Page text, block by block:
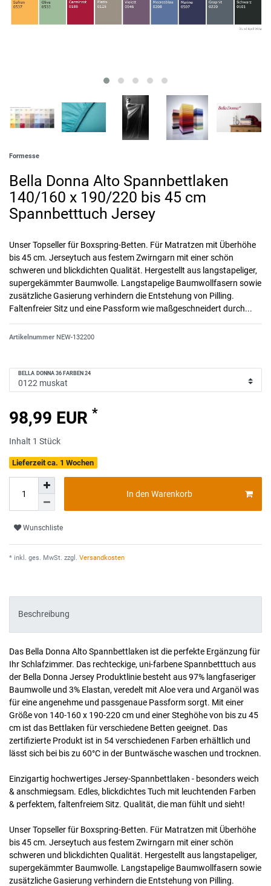
Formesse
Bella Donna Alto Spannbettlaken
140/160 x 190/220 bis 45 cm
Spannbetttuch Jersey
Unser Topseller für Boxspring-Betten. Für Matratzen mit Überhöhe
bis 45 cm. Jerseytuch aus festem Zwirngarn mit einer schön
schweren und blickdichten Qualität. Hergestellt aus langstapeliger,
supergekämmter Baumwolle. Langstapelige Baumwollfasern sowie
zusätzliche Gasierung verhindern die Entstehung von Pilling.
Faltenfreier Sitz und eine Passform wie maßgeschneidert durch...
Artikelnummer NEW-132200
BELLA DONNA 36 FARBEN 24
98,99 EUR *
Inhalt 1 Stück
Lieferzeit ca. 1 Wochen
In den Warenkorb
Wunschliste
* inkl. ges. MwSt. zzgl. Versandkosten
Beschreibung
Das Bella Donna Alto Spannbettlaken ist die perfekte Ergänzung für
Ihr Schlafzimmer. Das rechteckige, uni-farbene Spannbetttuch aus
der Bella Donna Jersey Produktlinie besteht aus 97% langfaseriger
Baumwolle und 3% Elastan, veredelt mit Aloe vera und Arganöl was
für eine angenehme und passgenaue Passform sorgt. Mit einer
Größe von 140-160 x 190-220 cm und einer Steghöhe von bis zu 45
cm ist das Bettlaken für verschiedene Betten geeignet. Das
zertifizierte Produkt ist in 54 verschiedenen Farben erhältlich und
lässt sich bei bis zu 60°C in der Buntwäsche waschen und trocknen.
Einzigartig hochwertiges Jersey-Spannbettlaken - besonders weich
& anschmiegsam. Edles, blickdichtes Tuch mit leuchtenden Farben
& perfektem, faltenfreiem Sitz. Qualität, die man fühlt und sieht!
Unser Topseller für Boxspring-Betten. Für Matratzen mit Überhöhe
bis 45 cm. Jerseytuch aus festem Zwirngarn mit einer schön
schweren und blickdichten Qualität. Hergestellt aus langstapeliger,
supergekämmter Baumwolle. Langstapelige Baumwollfasern sowie
zusätzliche Gasierung verhindern die Entstehung von Pilling.